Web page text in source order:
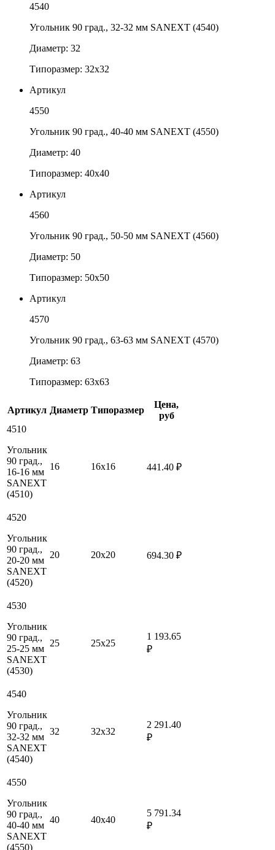
4540
Угольник 90 град., 32-32 мм SANEXT (4540)
Диаметр: 32
Типоразмер: 32х32
Артикул
4550
Угольник 90 град., 40-40 мм SANEXT (4550)
Диаметр: 40
Типоразмер: 40х40
Артикул
4560
Угольник 90 град., 50-50 мм SANEXT (4560)
Диаметр: 50
Типоразмер: 50х50
Артикул
4570
Угольник 90 град., 63-63 мм SANEXT (4570)
Диаметр: 63
Типоразмер: 63х63
Артикул Диаметр Типоразмер
Цена,
руб
4510
Угольник
90 град.,
16-16 мм
SANEXT
(4510)
16 16х16 441.40 ₽
4520
Угольник
90 град.,
20-20 мм
SANEXT
(4520)
20 20х20 694.30 ₽
4530
Угольник
90 град.,
25-25 мм
SANEXT
(4530)
25 25х25
1 193.65
₽
4540
Угольник
90 град.,
32-32 мм
SANEXT
(4540)
32 32х32
2 291.40
₽
4550
Угольник
90 град.,
40-40 мм
SANEXT
(4550)
40 40х40
5 791.34
₽